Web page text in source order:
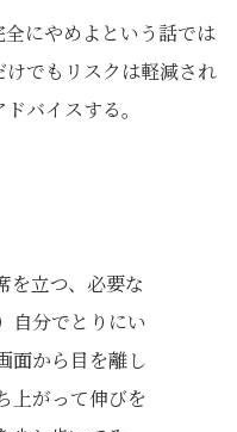
にやめよという話では
でもリスクは軽減され
バイスする。
を立つ、必要な
自分でとりにい
面から目を離し
上がって伸びを